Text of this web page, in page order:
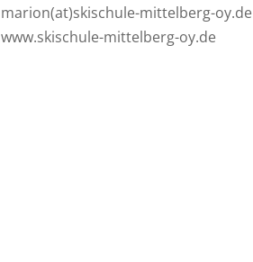
marion(at)skischule-mittelberg-oy.de
www.skischule-mittelberg-oy.de